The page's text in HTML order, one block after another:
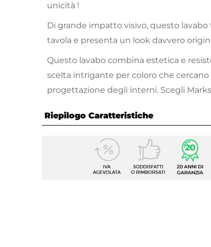
unicità !
Di grande impatto visivo, questo lavabo
tavola e presenta un look davvero
Questo lavabo combina estetica e
scelta intrigante per coloro che
progettazione degli interni. Scegli
Riepilogo Caratteristiche
Caratteristiche
Larghezza